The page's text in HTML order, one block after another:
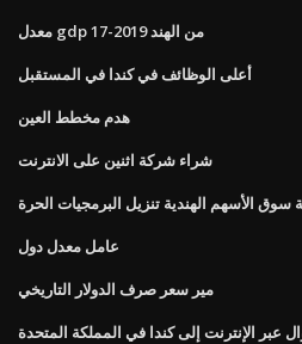
معدل gdp من الهند 2019-17
أعلى الوظائف في كندا في المستقبل
هدم مخطط العين
شراء شركة اثنين على الانترنت
سوق الأسهم الهندية تنزيل البرمجيات الحرة
عامل معدل دول
مير سعر صرف الدولار التاريخي
عبر الإنترنت إلى كندا في المملكة المتحدة